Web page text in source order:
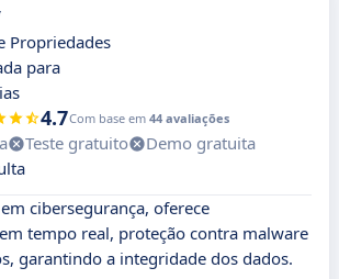
Propriedades
para
4.7Com base em 44 avaliações
Teste gratuito
Demo gratuita
cibersegurança, oferece
tempo real, proteção contra malware
garantindo a integridade dos dados.